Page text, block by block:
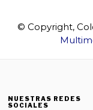
© Copyright,
NUESTRAS REDES
SOCIALES